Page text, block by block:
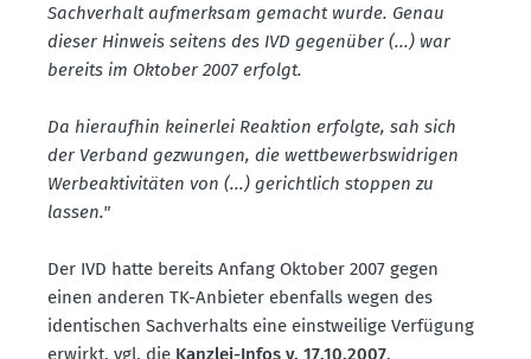
Sachverhalt aufmerksam gemacht wurde. Genau
dieser Hinweis seitens des IVD gegenüber (...) war
bereits im Oktober 2007 erfolgt.
Da hieraufhin keinerlei Reaktion erfolgte, sah sich
der Verband gezwungen, die wettbe­werbs­wid­rigen
Werbe­ak­ti­vi­täten von (...) gerichtlich stoppen zu
lassen."
Der IVD hatte bereits Anfang Oktober 2007 gegen
einen anderen TK-Anbieter ebenfalls wegen des
identi­schen Sachver­halts eine einst­weilige Verfügung
erwirkt, vgl. die Kanzlei-Infos v. 17.10.2007.